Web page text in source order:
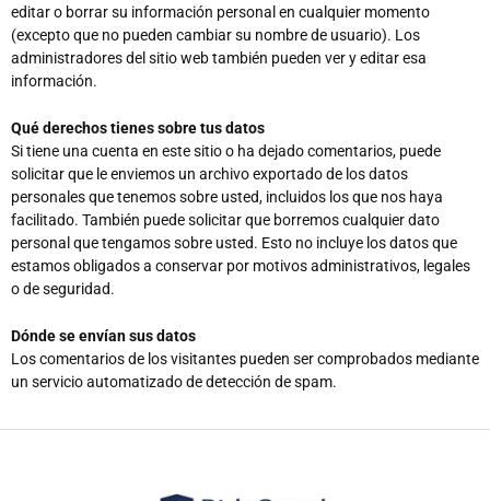
editar o borrar su información personal en cualquier momento
(excepto que no pueden cambiar su nombre de usuario). Los
administradores del sitio web también pueden ver y editar esa
información.
Qué derechos tienes sobre tus datos
Si tiene una cuenta en este sitio o ha dejado comentarios, puede
solicitar que le enviemos un archivo exportado de los datos
personales que tenemos sobre usted, incluidos los que nos haya
facilitado. También puede solicitar que borremos cualquier dato
personal que tengamos sobre usted. Esto no incluye los datos que
estamos obligados a conservar por motivos administrativos, legales
o de seguridad.
Dónde se envían sus datos
Los comentarios de los visitantes pueden ser comprobados mediante
un servicio automatizado de detección de spam.